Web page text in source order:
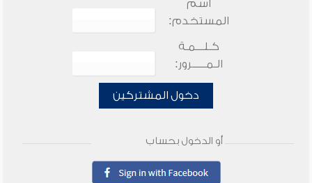
اسم
المستخدم:
كـلـــمـة
الـمـــــرور:
دخول المشتركين
أو الدخول بحساب